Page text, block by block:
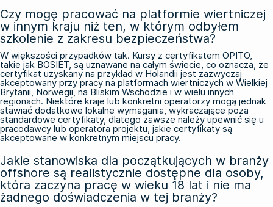
Czy mogę pracować na platformie wiertniczej
w innym kraju niż ten, w którym odbyłem
szkolenie z zakresu bezpieczeństwa?
W większości przypadków tak. Kursy z certyfikatem OPITO,
takie jak BOSIET, są uznawane na całym świecie, co oznacza, że
certyfikat uzyskany na przykład w Holandii jest zazwyczaj
akceptowany przy pracy na platformach wiertniczych w Wielkiej
Brytanii, Norwegii, na Bliskim Wschodzie i w wielu innych
regionach. Niektóre kraje lub konkretni operatorzy mogą jednak
stawiać dodatkowe lokalne wymagania, wykraczające poza
standardowe certyfikaty, dlatego zawsze należy upewnić się u
pracodawcy lub operatora projektu, jakie certyfikaty są
akceptowane w konkretnym miejscu pracy.
Jakie stanowiska dla początkujących w branży
offshore są realistycznie dostępne dla osoby,
która zaczyna pracę w wieku 18 lat i nie ma
żadnego doświadczenia w tej branży?